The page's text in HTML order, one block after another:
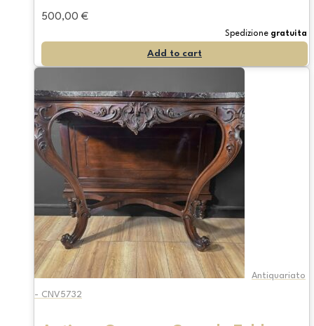
500,00 €
Spedizione gratuita
Add to cart
Antiquariato
- CNV5732